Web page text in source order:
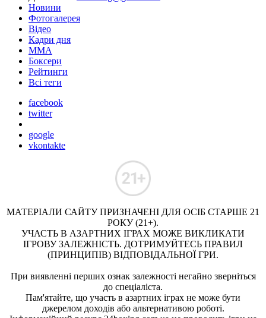
Новини
Фотогалерея
Відео
Кадри дня
ММА
Боксери
Рейтинги
Всі теги
facebook
twitter
google
vkontakte
МАТЕРІАЛИ САЙТУ ПРИЗНАЧЕНІ ДЛЯ ОСІБ СТАРШЕ 21
РОКУ (21+).
УЧАСТЬ В АЗАРТНИХ ІГРАХ МОЖЕ ВИКЛИКАТИ
ІГРОВУ ЗАЛЕЖНІСТЬ. ДОТРИМУЙТЕСЬ ПРАВИЛ
(ПРИНЦИПІВ) ВІДПОВІДАЛЬНОЇ ГРИ.
При виявленні перших ознак залежності негайно зверніться
до спеціаліста.
Пам'ятайте, що участь в азартних іграх не може бути
джерелом доходів або альтернативою роботі.